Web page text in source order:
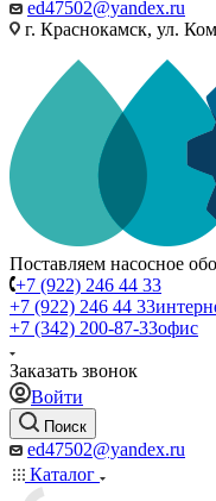
ed47502@yandex.ru
г. Краснокамск, ул.
Поставляем насосное
+7 (922) 246 44 33
+7 (922) 246 44 33
+7 (342) 200-87-33офис
Заказать звонок
Войти
Поиск
ed47502@yandex.ru
Каталог